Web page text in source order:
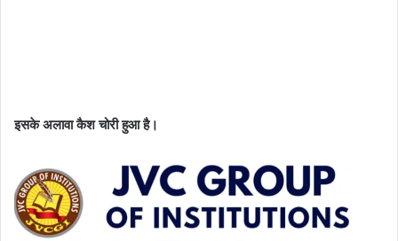
इसके अलावा कैश चोरी हुआ है।